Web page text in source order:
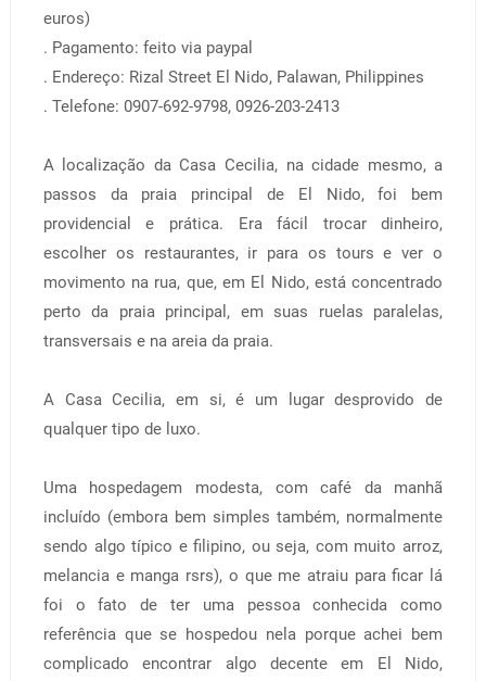
euros)
. Pagamento: feito via paypal
. Endereço: Rizal Street El Nido, Palawan, Philippines
. Telefone: 0907-692-9798, 0926-203-2413
A localização da Casa Cecilia, na cidade mesmo, a
passos da praia principal de El Nido, foi bem
providencial e prática. Era fácil trocar dinheiro,
escolher os restaurantes, ir para os tours e ver o
movimento na rua, que, em El Nido, está concentrado
perto da praia principal, em suas ruelas paralelas,
transversais e na areia da praia.
A Casa Cecilia, em si, é um lugar desprovido de
qualquer tipo de luxo.
Uma hospedagem modesta, com café da manhã
incluído (embora bem simples também, normalmente
sendo algo típico e filipino, ou seja, com muito arroz,
melancia e manga rsrs), o que me atraiu para ficar lá
foi o fato de ter uma pessoa conhecida como
referência que se hospedou nela porque achei bem
complicado encontrar algo decente em El Nido,